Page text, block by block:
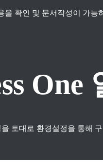
확인 및 문서작성이 가
One
토대로 환경설정을 통해